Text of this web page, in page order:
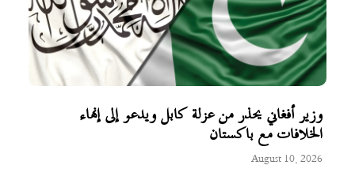
وزير أفغاني يحذر من عزلة كابل ويدعو إلى إنهاء
الخلافات مع باكستان
August 10, 2026